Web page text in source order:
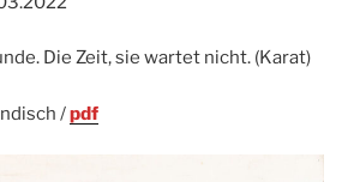
Die Zeit, sie wartet nicht. (Karat)
/pdf